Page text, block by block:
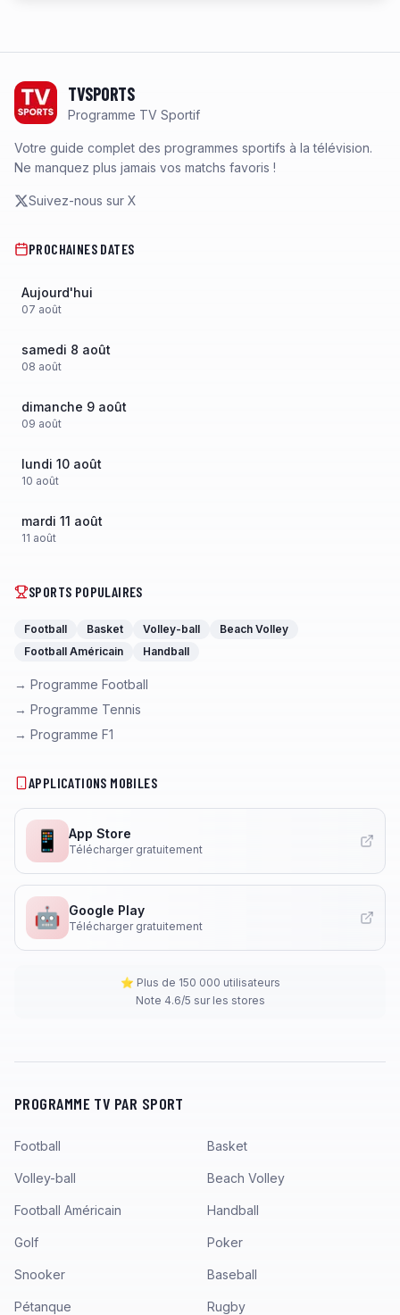
TVSPORTS
Programme TV Sportif
Votre guide complet des programmes sportifs à la télévision.
Ne manquez plus jamais vos matchs favoris !
Suivez-nous sur X
PROCHAINES DATES
Aujourd'hui
07 août
samedi 8 août
08 août
dimanche 9 août
09 août
lundi 10 août
10 août
mardi 11 août
11 août
SPORTS POPULAIRES
Football Basket Volley-ball
Beach Volley
Football Américain
Handball
→ Programme Football
→ Programme Tennis
→ Programme F1
APPLICATIONS MOBILES
📱 App Store
Télécharger gratuitement
🤖 Google Play
Télécharger gratuitement
⭐ Plus de 150 000 utilisateurs
Note 4.6/5 sur les stores
PROGRAMME TV PAR SPORT
Football Basket
Volley-ball Beach Volley
Football Américain Handball
Golf Poker
Snooker Baseball
Pétanque Rugby